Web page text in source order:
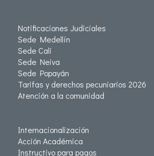
Notificaciones Judiciales
Sede Medellín
Sede Cali
Sede Neiva
Sede Popayán
Tarifas y derechos pecuniarios 2026
Atención a la comunidad
Internacionalización
Acción Académica
Instructivo para pagos